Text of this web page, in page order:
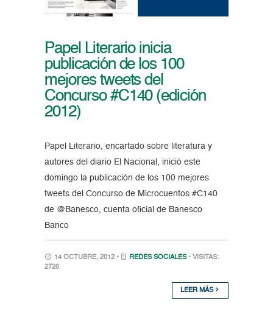
Papel Literario inicia
publicación de los 100
mejores tweets del
Concurso #C140 (edición
2012)
Papel Literario, encartado sobre literatura y
autores del diario El Nacional, inició este
domingo la publicación de los 100 mejores
tweets del Concurso de Microcuentos #C140
de @Banesco, cuenta oficial de Banesco
Banco
14 OCTUBRE, 2012 • REDES SOCIALES • VISITAS:
2726
LEER MÁS